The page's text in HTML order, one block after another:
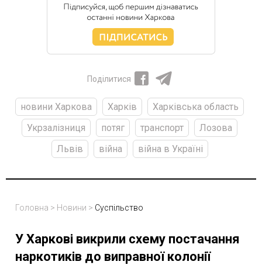
Поділитися
новини Харкова Харків
Харківська область
Укрзалізниця
потяг транспорт
Лозова
Львів
війна війна в Україні
Головна > Новини > Суспільство
У Харкові викрили схему постачання
наркотиків до виправної колонії